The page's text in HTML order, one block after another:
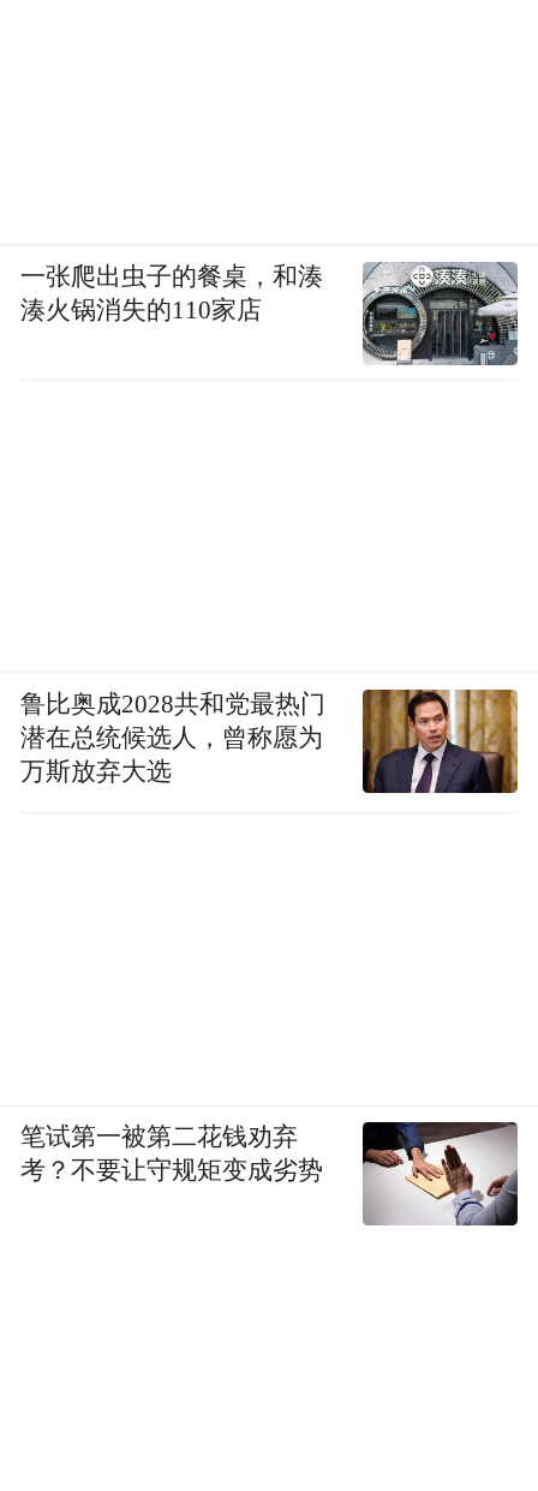
space services.”
一张爬出虫子的餐桌，和湊
湊火锅消失的110家店
鲁比奥成2028共和党最热门
潜在总统候选人，曾称愿为
万斯放弃大选
笔试第一被第二花钱劝弃
考？不要让守规矩变成劣势